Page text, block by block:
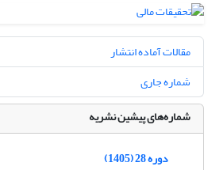
مقالات آماده انتشار
شماره جاری
شماره‌های پیشین نشریه
دوره 28 (1405)